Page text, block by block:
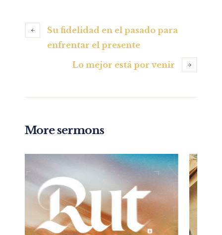
Su fidelidad en el pasado para
enfrentar el presente
Lo mejor está por venir
More sermons